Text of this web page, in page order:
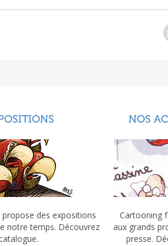
des expositions
notre temps. Découvrez
NOS
Cartooning
aux grands
presse.